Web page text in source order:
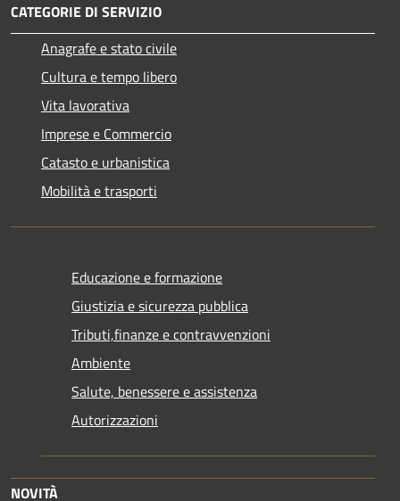
CATEGORIE DI SERVIZIO
Anagrafe e stato civile
Cultura e tempo libero
Vita lavorativa
Imprese e Commercio
Catasto e urbanistica
Mobilità e trasporti
Educazione e formazione
Giustizia e sicurezza pubblica
Tributi,finanze e contravvenzioni
Ambiente
Salute, benessere e assistenza
Autorizzazioni
NOVITÀ